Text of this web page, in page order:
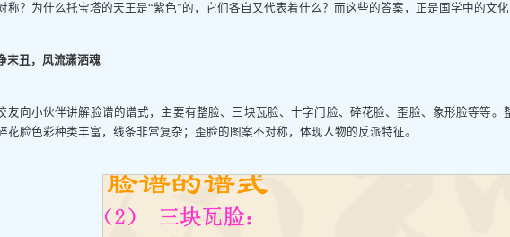
称？为什么托宝塔的天王是“紫色”的，它们各自又代表着什么？而这些的答案，正是国学中的文化
末丑，风流潇洒魂
友向小伙伴讲解脸谱的谱式，主要有整脸、三块瓦脸、十字门脸、碎花脸、歪脸、象形脸等等。
花脸色彩种类丰富，线条非常复杂；歪脸的图案不对称，体现人物的反派特征。